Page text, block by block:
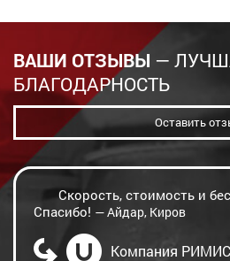
ВАШИ ОТЗЫВЫ —
БЛАГОДАРНОСТЬ
Оставить
Скорость, стоимость и
Спасибо! — Айдар, Киров
Компания